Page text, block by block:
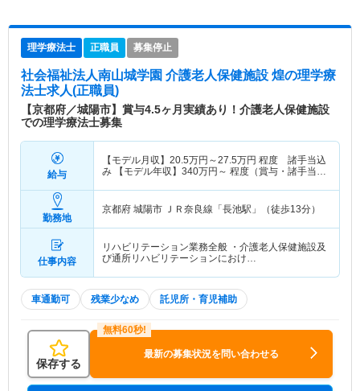
理学療法士 正職員 募集停止
社会福祉法人南山城学園 介護老人保健施設 煌の理学療
法士求人(正職員)
【京都府／城陽市】賞与4.5ヶ月実績あり！介護老人保健施設
での理学療法士募集
給与
【モデル月収】 20.5万円～27.5万円 程度 諸手当込
み 【モデル年収】 340万円～ 程度（賞与・諸手当
勤務地
京都府 城陽市 ＪＲ奈良線「長池駅」（徒歩13分）
仕事内容
リハビリテーション業務全般 ・介護老人保健施設及
び通所リハビリテーションにおけ…
車通勤可 残業少なめ 託児所・育児補助
保存する
最新の募集状況を問い合わせる